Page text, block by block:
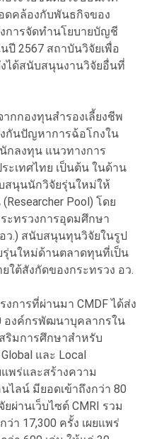
ดคล้องกับพันธกิจของ
การจัดทำนโยบายบัญชี
ปี 2567 สถาบันวิจัยเพื่อ
งได้สนับสนุนงานวิจัยอื่นที่
กกองทุนสำรองเลี้ยงชีพ
กันปัญหาการฉ้อโกงใน
กลงทุน แนวทางการ
เทศไทย เป็นต้น ในด้าน
สนุนนักวิจัยรุ่นใหม่ให้
Pool) โดย
ะทรวงการอุดมศึกษา
ว.) สนับสนุนทุนวิจัยในรูป
รุ่นใหม่ด้านตลาดทุนที่เป็น
ต้สังกัดของกระทรวง อว.
การที่ผ่านมา CMDF ได้ส่ง
องค์กรพัฒนาบุคลากรใน
ริมการศึกษาสำหรับ
และ Local
แพร่และสร้างความ
ลน์ มียอดเข้าถึงกว่า 80
ผ่านเว็บไซต์ CMRI รวม
า 17,300 ครั้ง เผยแพร่